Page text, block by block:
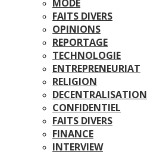
MODE
FAITS DIVERS
OPINIONS
REPORTAGE
TECHNOLOGIE
ENTREPRENEURIAT
RELIGION
DECENTRALISATION
CONFIDENTIEL
FAITS DIVERS
FINANCE
INTERVIEW